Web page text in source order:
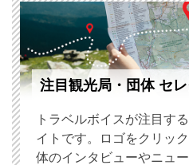
注目観光局・団体 セレ
トラベルボイスが注目す
イトです。ロゴをクリッ
体のインタビューやニュ